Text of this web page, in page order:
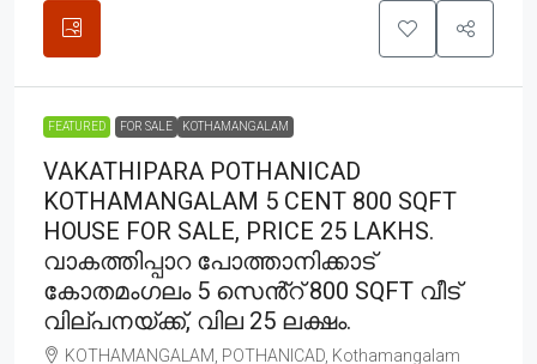
FEATURED FOR SALE KOTHAMANGALAM
VAKATHIPARA POTHANICAD
KOTHAMANGALAM 5 CENT 800 SQFT
HOUSE FOR SALE, PRICE 25 LAKHS.
വാകത്തിപ്പാറ പോത്താനിക്കാട്
കോതമംഗലം 5 സെൻ്റ് 800 SQFT വീട്
വില്പനയ്ക്ക്, വില 25 ലക്ഷം.
KOTHAMANGALAM, POTHANICAD, Kothamangalam